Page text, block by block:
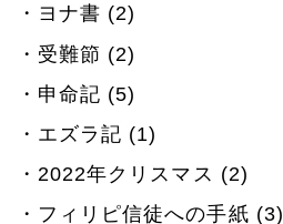
ヨナ書 (2)
受難節 (2)
申命記 (5)
エズラ記 (1)
2022年クリスマス (2)
フィリピ信徒への手紙 (3)